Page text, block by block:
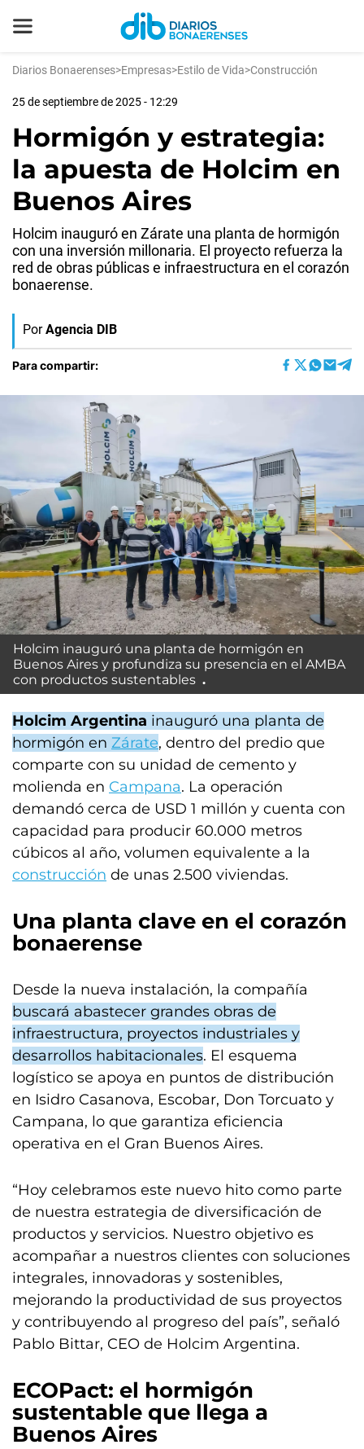
Diarios Bonaerenses>Empresas>Estilo de Vida>Construcción
25 de septiembre de 2025 - 12:29
Hormigón y estrategia:
la apuesta de Holcim en
Buenos Aires
Holcim inauguró en Zárate una planta de hormigón
con una inversión millonaria. El proyecto refuerza la
red de obras públicas e infraestructura en el corazón
bonaerense.
Por Agencia DIB
Para compartir:
Holcim inauguró una planta de hormigón en
Buenos Aires y profundiza su presencia en el AMBA
con productos sustentables
Holcim Argentina inauguró una planta de
hormigón en Zárate, dentro del predio que
comparte con su unidad de cemento y
molienda en Campana. La operación
demandó cerca de USD 1 millón y cuenta con
capacidad para producir 60.000 metros
cúbicos al año, volumen equivalente a la
construcción de unas 2.500 viviendas.
Una planta clave en el corazón
bonaerense
Desde la nueva instalación, la compañía
buscará abastecer grandes obras de
infraestructura, proyectos industriales y
desarrollos habitacionales. El esquema
logístico se apoya en puntos de distribución
en Isidro Casanova, Escobar, Don Torcuato y
Campana, lo que garantiza eficiencia
operativa en el Gran Buenos Aires.
“Hoy celebramos este nuevo hito como parte
de nuestra estrategia de diversificación de
productos y servicios. Nuestro objetivo es
acompañar a nuestros clientes con soluciones
integrales, innovadoras y sostenibles,
mejorando la productividad de sus proyectos
y contribuyendo al progreso del país”, señaló
Pablo Bittar, CEO de Holcim Argentina.
ECOPact: el hormigón
sustentable que llega a
Buenos Aires